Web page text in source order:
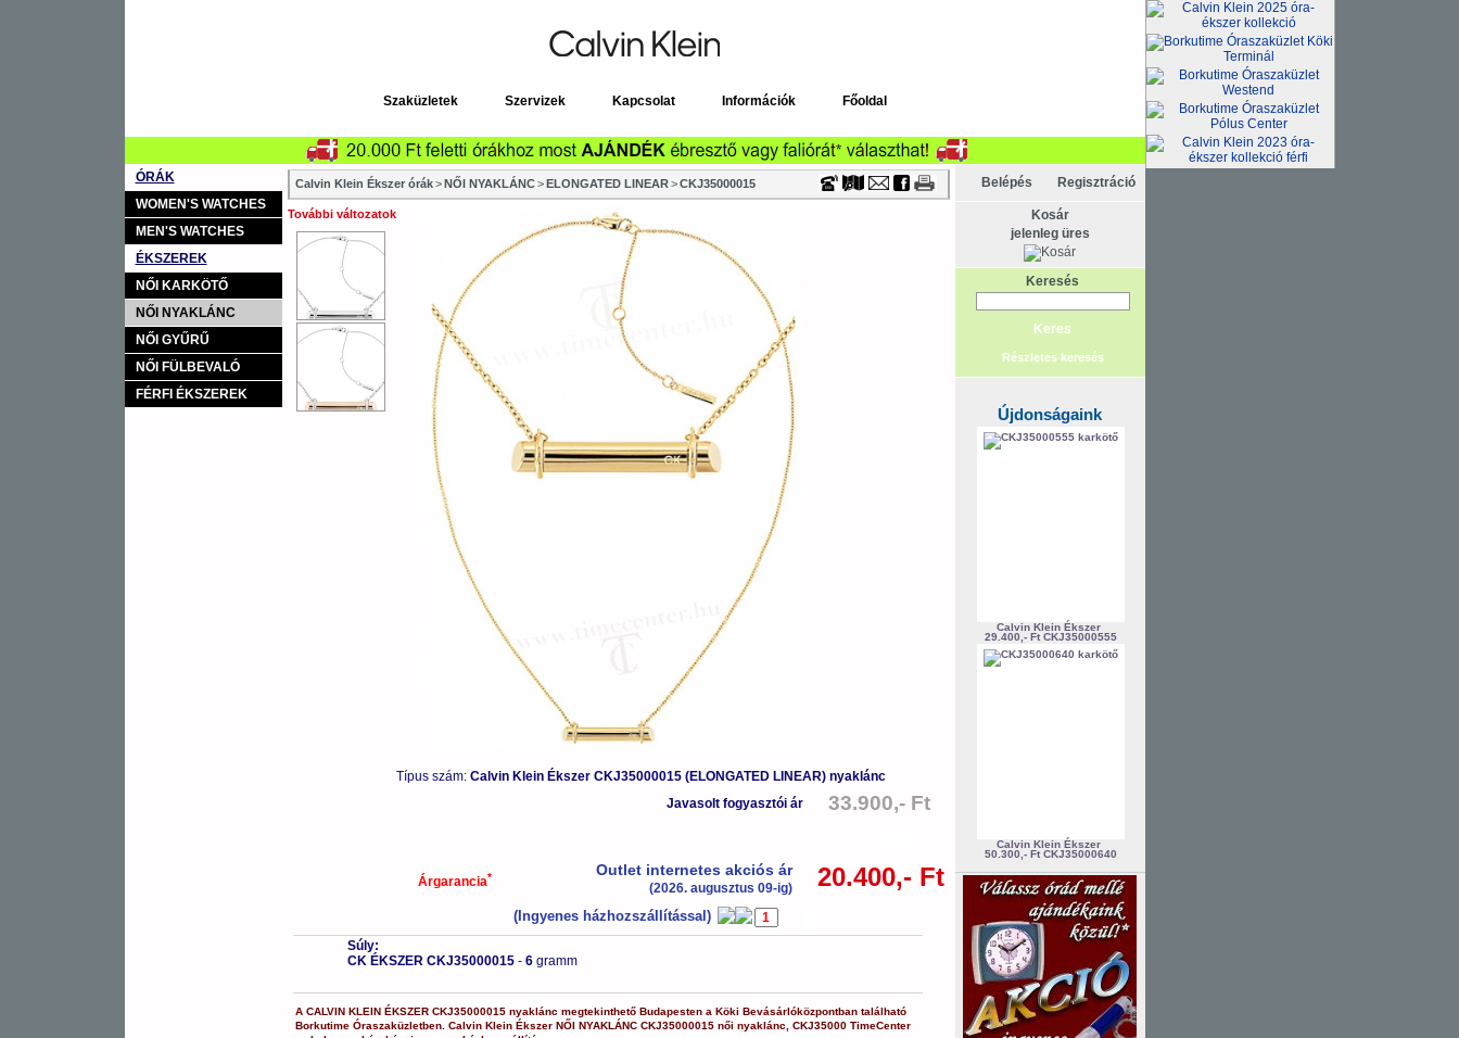
Szaküzletek Szervizek Kapcsolat Információk Főoldal
ÓRÁK
WOMEN'S WATCHES
MEN'S WATCHES
ÉKSZEREK
NŐI KARKÖTŐ
NŐI NYAKLÁNC
NŐI GYŰRŰ
NŐI FÜLBEVALÓ
FÉRFI ÉKSZEREK
Calvin Klein Ékszer órák > NŐI NYAKLÁNC > ELONGATED LINEAR > CKJ35000015
További változatok
Típus szám: Calvin Klein Ékszer CKJ35000015 (ELONGATED LINEAR) nyaklánc
Javasolt fogyasztói ár
33.900,- Ft
Árgarancia* Outlet internetes akciós ár
(2026. augusztus 09-ig) 20.400,- Ft
(Ingyenes házhozszállítással)
Súly:
CK ÉKSZER CKJ35000015- 6 gramm
A CALVIN KLEIN ÉKSZER CKJ35000015 nyaklánc megtekinthető Budapesten a Köki Bevásárlóközpontbantalálható
Borkutime Óraszaküzletben. Calvin Klein Ékszer NŐI NYAKLÁNC CKJ35000015 női nyaklánc CKJ35000 TimeCenter
Belépés Regisztráció
Kosár
jelenleg üres
Keresés
Részletes keresés
Újdonságaink
Calvin Klein Ékszer
29.400,- Ft CKJ35000555
Calvin Klein Ékszer
50.300,- Ft CKJ35000640